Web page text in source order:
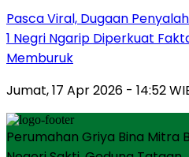
Pasca Viral, Dugaan
1 Negri Ngarip Diperkuat
Memburuk
Jumat, 17 Apr 2026 - 14:52
Perumahan Griya Bina Mitra